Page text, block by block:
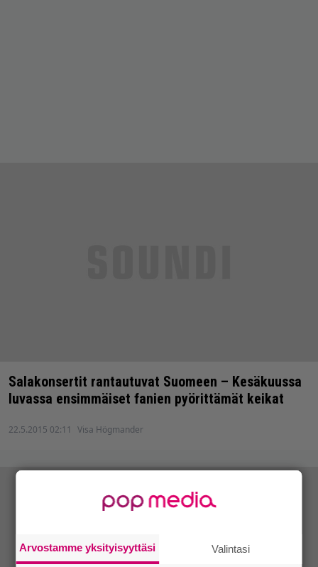
Salakonsertit rantautuvat Suomeen – Kesäkuussa
luvassa ensimmäiset fanien pyörittämät keikat
22.5.2015 02:11 Visa Högmander
Arvostamme yksityisyyttäsi Valintasi